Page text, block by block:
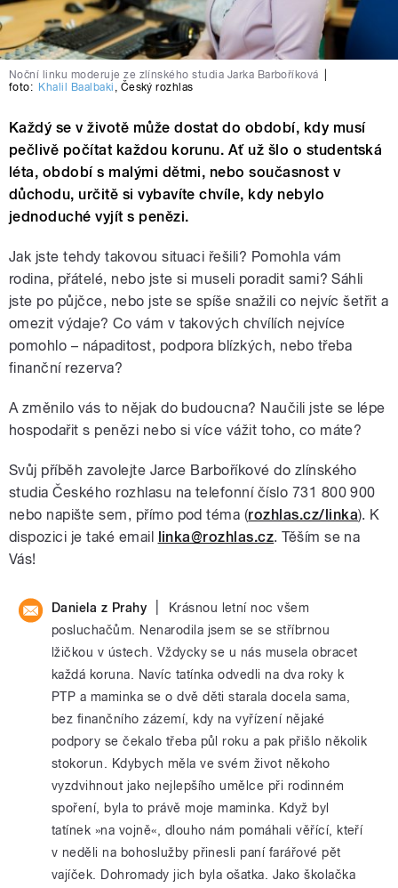
Noční linku moderuje ze zlínského studia Jarka Barboříková
foto: Khalil Baalbaki , Český rozhlas
Každý se v životě může dostat do období, kdy musí
pečlivě počítat každou korunu. Ať už šlo o studentská
léta, období s malými dětmi, nebo současnost v
důchodu, určitě si vybavíte chvíle, kdy nebylo
jednoduché vyjít s penězi.
Jak jste tehdy takovou situaci řešili? Pomohla vám
rodina, přátelé, nebo jste si museli poradit sami? Sáhli
jste po půjčce, nebo jste se spíše snažili co nejvíc šetřit a
omezit výdaje? Co vám v takových chvílích nejvíce
pomohlo – nápaditost, podpora blízkých, nebo třeba
finanční rezerva?
A změnilo vás to nějak do budoucna? Naučili jste se lépe
hospodařit s penězi nebo si více vážit toho, co máte?
Svůj příběh zavolejte Jarce Barboříkové do zlínského
studia Českého rozhlasu na telefonní číslo 731 800 900
nebo napište sem, přímo pod téma (rozhlas.cz/linka). K
dispozici je také email linka@rozhlas.cz. Těším se na
Vás!
Daniela z Prahy
Krásnou letní noc všem
posluchačům. Nenarodila jsem se se stříbrnou
lžičkou v ústech. Vždycky se u nás musela obracet
každá koruna. Navíc tatínka odvedli na dva roky k
PTP a maminka se o dvě děti starala docela sama,
bez finančního zázemí, kdy na vyřízení nějaké
podpory se čekalo třeba půl roku a pak přišlo několik
stokorun. Kdybych měla ve svém život někoho
vyzdvihnout jako nejlepšího umělce při rodinném
spoření, byla to právě moje maminka. Když byl
tatínek »na vojně«, dlouho nám pomáhali věřící, kteří
v neděli na bohoslužby přinesli paní farářové pět
vajíček. Dohromady jich byla ošatka. Jako školačka